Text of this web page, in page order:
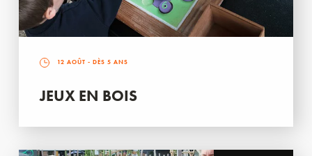
12 AOÛT - DÈS 5 ANS
JEUX EN BOIS